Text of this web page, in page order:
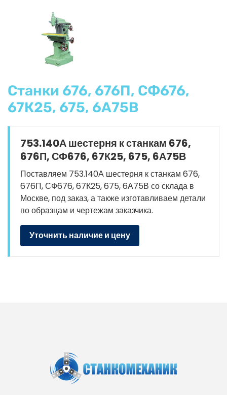
Станки 676, 676П, СФ676,
67К25, 675, 6А75В
753.140А шестерня к станкам 676,
676П, СФ676, 67К25, 675, 6А75В
Поставляем 753.140А шестерня к станкам 676,
676П, СФ676, 67К25, 675, 6А75В со склада в
Москве, под заказ, а также изготавливаем детали
по образцам и чертежам заказчика.
Уточнить наличие и цену